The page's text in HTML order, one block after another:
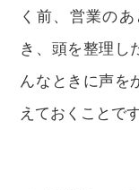
く前、営業の
き、頭を整理し
んなときに声を
えておくことです